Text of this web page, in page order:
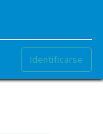
Identificarse